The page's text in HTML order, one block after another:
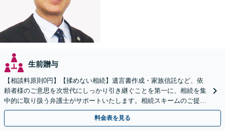
生前贈与
【相談料原則0円】【揉めない相続】遺言書作成・家族信託など、依
頼者様のご意思を次世代にしっかり引き継ぐことを第一に、相続を集
中的に取り扱う弁護士がサポートいたします。相続スキームのご提案
から遺言執行まで責任を持って対応させていただきます。
料金表を見る